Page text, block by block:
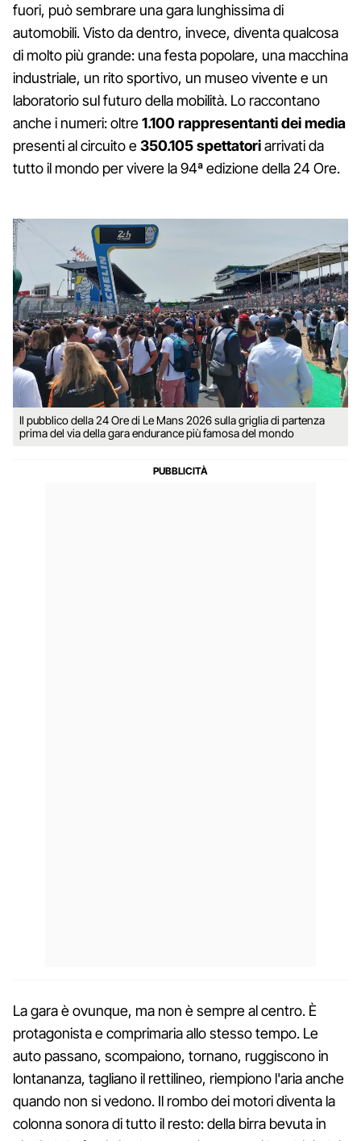
fuori, può sembrare una gara lunghissima di
automobili. Visto da dentro, invece, diventa qualcosa
di molto più grande: una festa popolare, una macchina
industriale, un rito sportivo, un museo vivente e un
laboratorio sul futuro della mobilità. Lo raccontano
anche i numeri: oltre1.100 rappresentanti dei media
presenti al circuito e350.105 spettatoriarrivati da
tutto il mondo per vivere la 94ª edizione della 24 Ore.
Il pubblico della 24 Ore di Le Mans 2026 sulla griglia di partenza
prima del via della gara endurance più famosa del mondo
La gara è ovunque, ma non è sempre al centro. È
protagonista e comprimaria allo stesso tempo. Le
auto passano, scompaiono, tornano, ruggiscono in
lontananza, tagliano il rettilineo, riempiono l'aria anche
quando non si vedono. Il rombo dei motori diventa la
colonna sonora di tutto il resto: della birra bevuta in